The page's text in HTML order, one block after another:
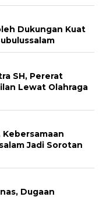
Dukungan Kuat
SH, Pererat
Lewat Olahraga
Jadi Sorotan
Dugaan